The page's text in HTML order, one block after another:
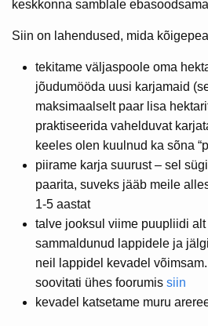
keskkonna samblale
Siin on lahendused, mida
tekitame väljaspoole oma
jõudumööda uusi karjamaid
maksimaalselt paar lisa
praktiseerida vahelduvat
keeles olen kuulnud ka sõna
piirame karja suurust – sel
paarita, suveks jääb meile
1-5 aastat
talve jooksul viime puupliidi alt
sammaldunud lappidele ja
neil lappidel kevadel
soovitati ühes foorumis siin
kevadel katsetame muru